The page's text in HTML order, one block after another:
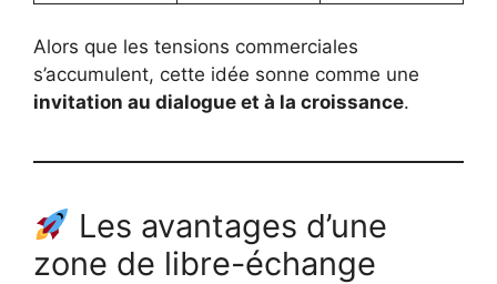
Alors que les tensions commerciales
s’accumulent, cette idée sonne comme une
invitation au dialogue et à la croissance.
Les avantages d’une
zone de libre-échange